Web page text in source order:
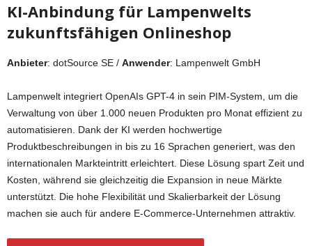
KI-Anbindung für Lampenwelts
zukunftsfähigen Onlineshop
Anbieter: dotSource SE / Anwender: Lampenwelt GmbH
Lampenwelt integriert OpenAIs GPT-4 in sein PIM-System, um die
Verwaltung von über 1.000 neuen Produkten pro Monat effizient zu
automatisieren. Dank der KI werden hochwertige
Produktbeschreibungen in bis zu 16 Sprachen generiert, was den
internationalen Markteintritt erleichtert. Diese Lösung spart Zeit und
Kosten, während sie gleichzeitig die Expansion in neue Märkte
unterstützt. Die hohe Flexibilität und Skalierbarkeit der Lösung
machen sie auch für andere E-Commerce-Unternehmen attraktiv.